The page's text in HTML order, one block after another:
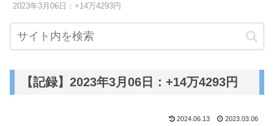
2023年3月06日：+14万4293円
【記録】2023年3月06日：+14万4293円
2024.06.13 2023.03.06